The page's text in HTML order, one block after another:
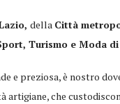
della Città
Turismo e Moda
e preziosa, è nostro
artigiane, che